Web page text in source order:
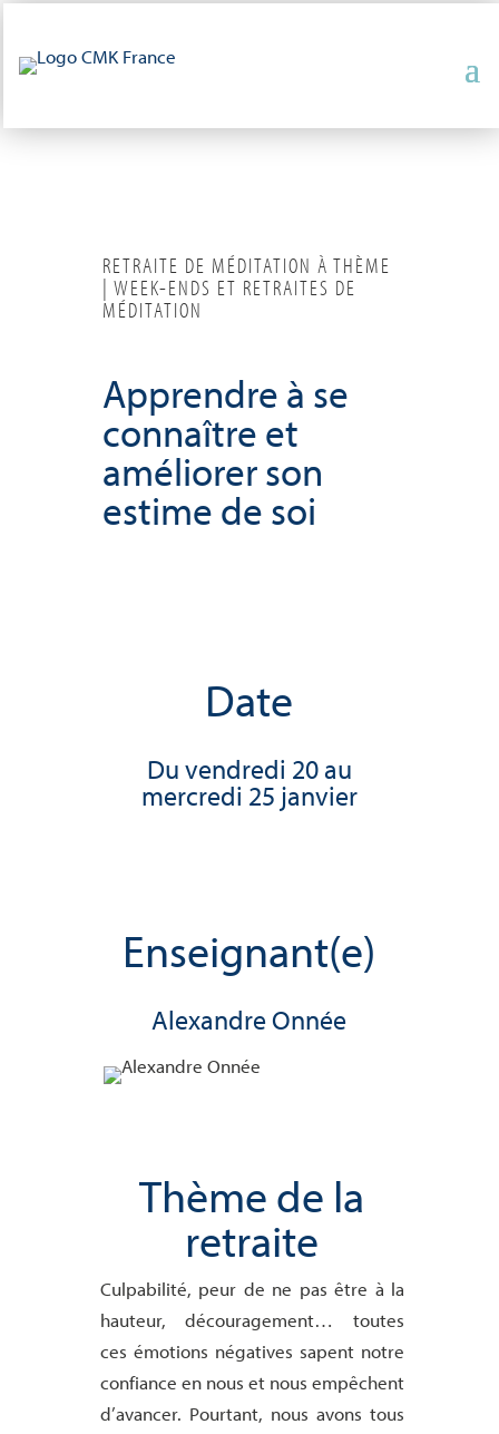
RETRAITE DE MÉDITATION À THÈME
| WEEK-ENDS ET RETRAITES DE
MÉDITATION
Apprendre à se
connaître et
améliorer son
estime de soi
Date
Du vendredi 20 au
mercredi 25 janvier
Enseignant(e)
Alexandre Onnée
Thème de la
retraite
Culpabilité, peur de ne pas être à la
hauteur, découragement… toutes
ces émotions négatives sapent notre
confiance en nous et nous empêchent
d’avancer. Pourtant, nous avons tous